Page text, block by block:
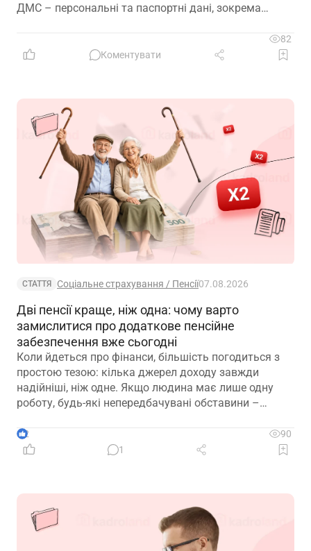
ДМС – персональні та паспортні дані, зокрема
82
Коментувати
СТАТТЯ Соціальне страхування / Пенсії07.08.2026
Дві пенсії краще, ніж одна: чому варто
замислитися про додаткове пенсійне
забезпечення вже сьогодні
Коли йдеться про фінанси, більшість погодиться з
простою тезою: кілька джерел доходу завжди
надійніші, ніж одне. Якщо людина має лише одну
роботу, будь-які непередбачувані обставини –
окремій галузі – можуть миттєво позбавити її
доходу. Саме тому диверсифікація давно
застосовують до пенсійного забезпечення
2
90
1